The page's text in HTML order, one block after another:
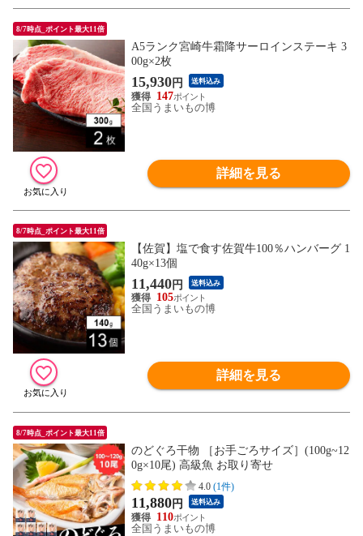
8/7時点_ポイント最大11倍
A5ランク宮崎牛霜降サーロインステーキ 3
00g×2枚
15,930円 送料込み
147
全国うまいもの博
詳細を見る
8/7時点_ポイント最大11倍
【佐賀】塩で食す佐賀牛100％ハンバーグ 1
40g×13個
11,440円 送料込み
105
全国うまいもの博
詳細を見る
8/7時点_ポイント最大11倍
のどぐろ干物 ［お手ごろサイズ］(100g~12
0g×10尾) 高級魚 お取り寄せ
4.0 (1件)
11,880円 送料込み
110
全国うまいもの博